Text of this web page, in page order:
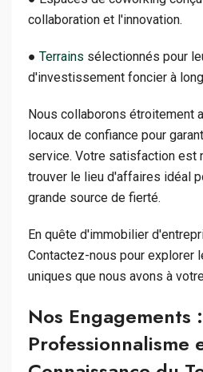
collaboration et l'innovation.
● Terrains sélectionnés pour
d'investissement foncier à
Nous collaborons étroitement
locaux de confiance pour
service. Votre satisfaction est
trouver le lieu d'affaires idéal
grande source de fierté.
En quête d'immobilier
Contactez-nous pour explorer
uniques que nous avons à
Nos Engagements
Professionnalisme